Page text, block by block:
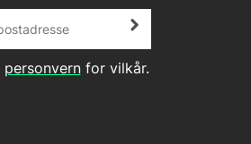
personvernfor vilkår.